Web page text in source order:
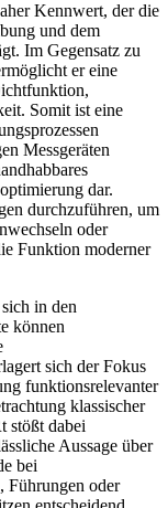
Kennwert, der die
und dem
Im Gegensatz zu
er eine
Somit ist eine
Messgeräten
dar.
durchzuführen, um
oder
Funktion moderner
in den
können
sich der Fokus
funktionsrelevanter
klassischer
stößt dabei
Aussage über
bei
Führungen oder